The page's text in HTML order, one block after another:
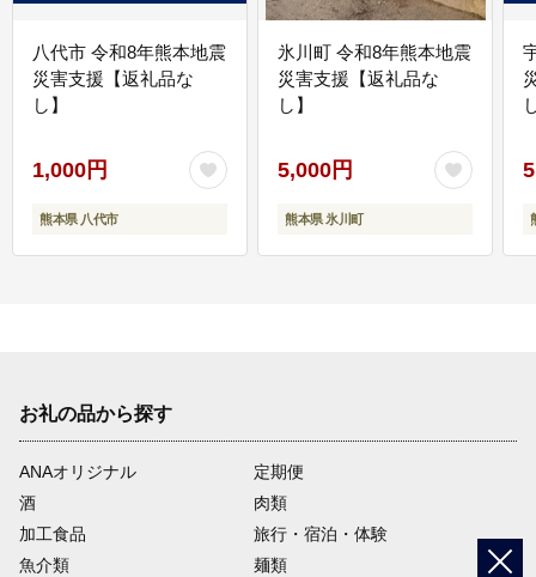
八代市 令和8年熊本地震
災害支援【返礼品な
し】
1,000円
熊本県 八代市
氷川町 令和8年熊本地震
災害支援【返礼品な
し】
5,000円
熊本県 氷川町
お礼の品から探す
ANAオリジナル
定期便
酒
肉類
加工食品
旅行・宿泊・体験
魚介類
麺類